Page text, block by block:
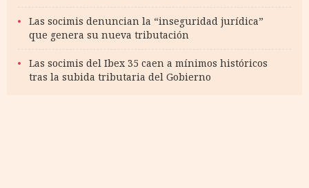
Las socimis denuncian la “inseguridad jurídica”
que genera su nueva tributación
Las socimis del Ibex 35 caen a mínimos históricos
tras la subida tributaria del Gobierno